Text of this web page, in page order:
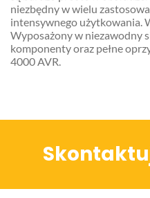
niezbędny w wielu
intensywnego użytkowania.
Wyposażony w niezawodny
komponenty oraz pełne
4000 AVR.